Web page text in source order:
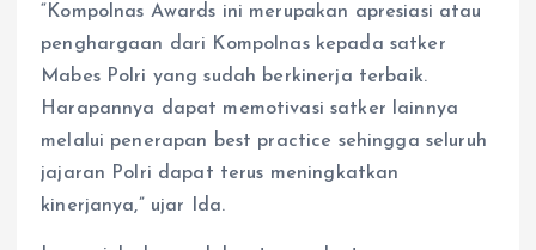
“Kompolnas Awards ini merupakan apresiasi atau
penghargaan dari Kompolnas kepada satker
Mabes Polri yang sudah berkinerja terbaik.
Harapannya dapat memotivasi satker lainnya
melalui penerapan best practice sehingga seluruh
jajaran Polri dapat terus meningkatkan
kinerjanya,” ujar Ida.